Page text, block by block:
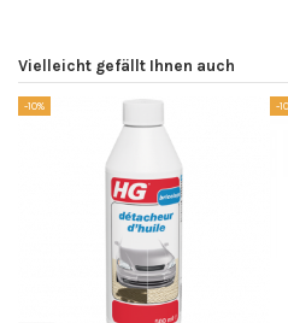
Vielleicht gefällt Ihnen auch
-10% -